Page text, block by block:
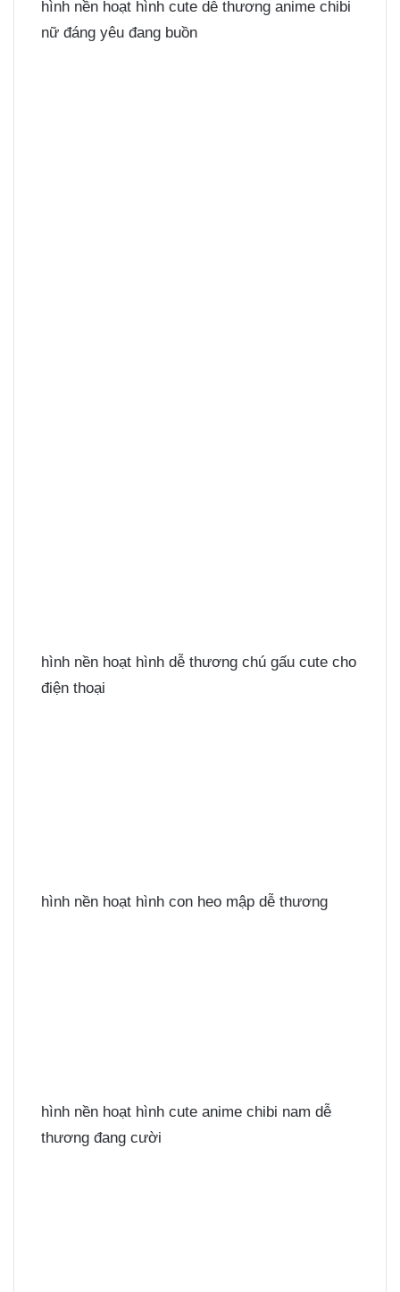
hình nền hoạt hình cute dễ thương anime chibi
nữ đáng yêu đang buồn
hình nền hoạt hình dễ thương chú gấu cute cho
điện thoại
hình nền hoạt hình con heo mập dễ thương
hình nền hoạt hình cute anime chibi nam dễ
thương đang cười